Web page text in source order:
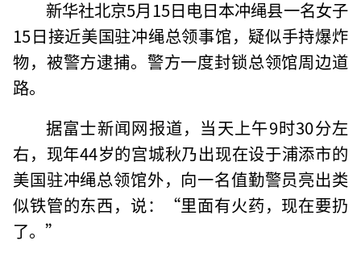
新华社北京5月15日电日本冲绳县一名女子
15日接近美国驻冲绳总领事馆，疑似手持爆炸
物，被警方逮捕。警方一度封锁总领馆周边道
路。
据富士新闻网报道，当天上午9时30分左
右，现年44岁的宫城秋乃出现在设于浦添市的
美国驻冲绳总领馆外，向一名值勤警员亮出类
似铁管的东西，说：“里面有火药，现在要扔
了。”